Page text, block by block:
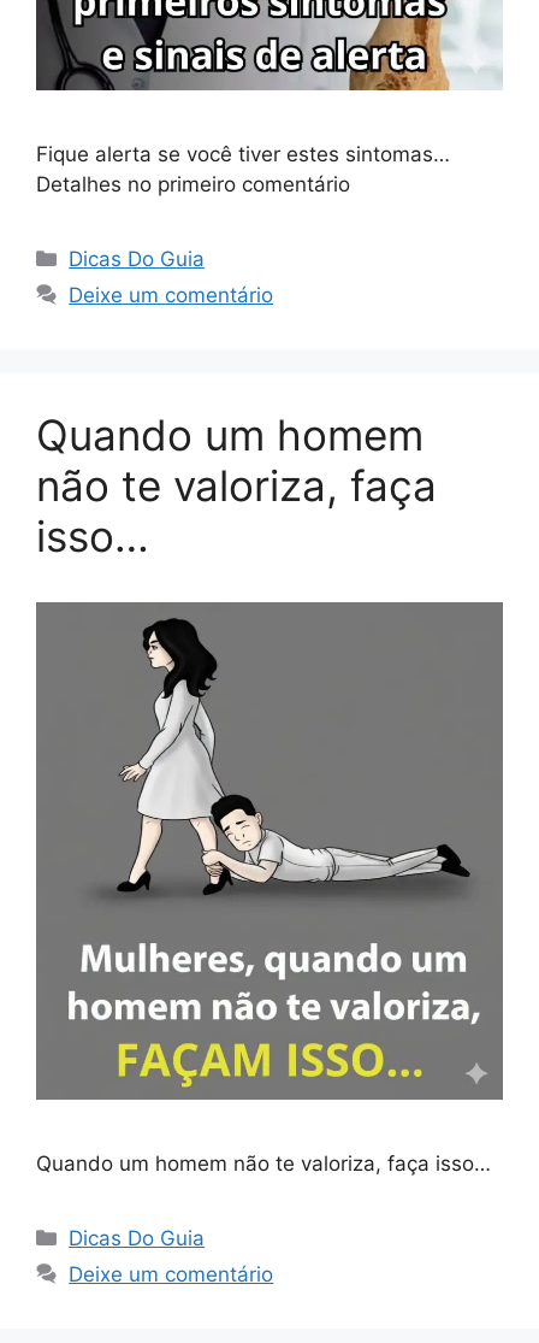
Fique alerta se você tiver estes sintomas…
Detalhes no primeiro comentário
Categorias
Dicas Do Guia
Deixe um comentário
Quando um homem
não te valoriza, faça
isso…
Quando um homem não te valoriza, faça isso…
Categorias
Dicas Do Guia
Deixe um comentário